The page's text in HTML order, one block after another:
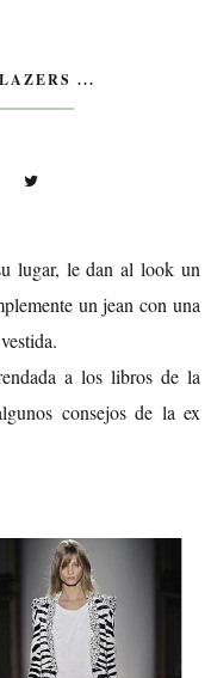
...
lugar, le dan al look un
un jean con una
a los libros de la
consejos de la ex